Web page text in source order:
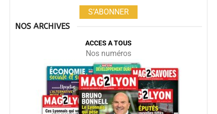
S’ABONNER
NOS ARCHIVES
ACCES A TOUS
Nos numéros